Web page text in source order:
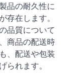
品の耐久性に
存在します。
品質について
商品の配送時
、配送や包装
られます。